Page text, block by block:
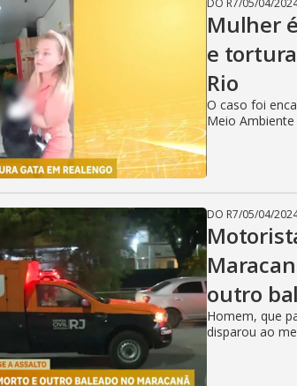
DO R7/05/04/
Mulher
e
Rio
O caso foi
Meio Ambiente
DO R7/05/04/
outro
Homem, que
disparou ao